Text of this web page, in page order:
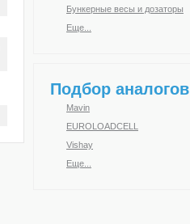
Бункерные весы и дозаторы
Еще...
Подбор аналогов
Mavin
EUROLOADCELL
Vishay
Еще...